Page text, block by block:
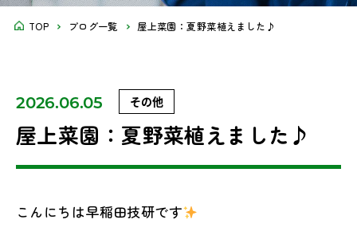
TOP ブログ一覧 屋上菜園：夏野菜植えました♪
2026.06.05 その他
屋上菜園：夏野菜植えました♪
こんにちは早稲田技研です